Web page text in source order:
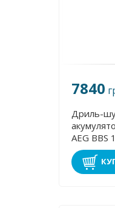
7840
Дриль-
AEG BBS